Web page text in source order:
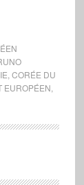
CORÉE DU
EUROPÉEN